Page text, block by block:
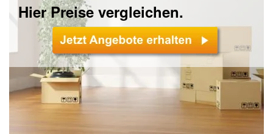
Hier Preise vergleichen.